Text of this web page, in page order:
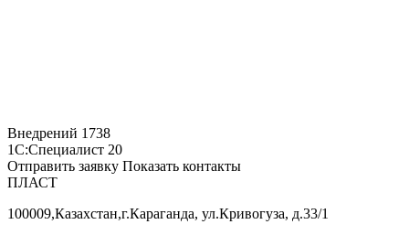
Внедрений 1738
1С:Специалист 20
Отправить заявку Показать контакты
ПЛАСТ
100009,Казахстан,г.Караганда, ул.Кривогуза, д.33/1